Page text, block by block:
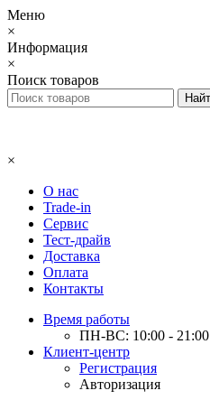
Меню
×
Информация
×
Поиск товаров
×
О нас
Trade-in
Сервис
Тест-драйв
Доставка
Оплата
Контакты
Время работы
ПН-ВС: 10:00 - 21:00
Клиент-центр
Регистрация
Авторизация